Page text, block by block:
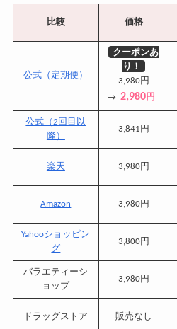
比較 価格
公式（定期便）
クーポンあ
り！
3,980円
→ 2,980 円
公式（2回目以
降）
3,841円
楽天 3,980円
Amazon 3,980円
Yahooショッピン
グ
3,800円
バラエティーシ
ョップ
3,980円
ドラッグストア 販売なし